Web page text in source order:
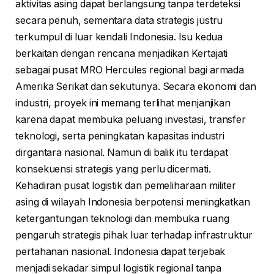
aktivitas asing dapat berlangsung tanpa terdeteksi
secara penuh, sementara data strategis justru
terkumpul di luar kendali Indonesia. Isu kedua
berkaitan dengan rencana menjadikan Kertajati
sebagai pusat MRO Hercules regional bagi armada
Amerika Serikat dan sekutunya. Secara ekonomi dan
industri, proyek ini memang terlihat menjanjikan
karena dapat membuka peluang investasi, transfer
teknologi, serta peningkatan kapasitas industri
dirgantara nasional. Namun di balik itu terdapat
konsekuensi strategis yang perlu dicermati.
Kehadiran pusat logistik dan pemeliharaan militer
asing di wilayah Indonesia berpotensi meningkatkan
ketergantungan teknologi dan membuka ruang
pengaruh strategis pihak luar terhadap infrastruktur
pertahanan nasional. Indonesia dapat terjebak
menjadi sekadar simpul logistik regional tanpa